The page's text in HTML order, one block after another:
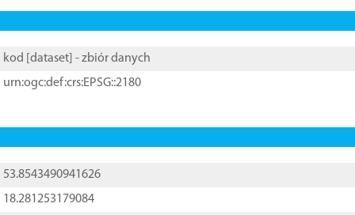
kod [ dataset ] - zbiór danych
urn:ogc:def:crs:EPSG::2180
53.8543490941626
18.281253179084